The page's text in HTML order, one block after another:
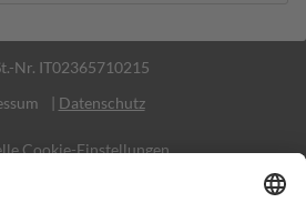
Nr. IT02365710215
| Datenschutz
Cookie-Einstellungen